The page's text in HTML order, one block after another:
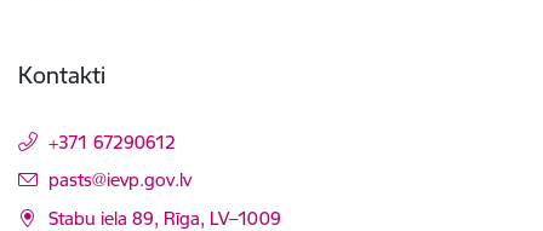
Kontakti
+371 67290612
E-pasts:
pasts@ievp.gov.lv
Stabu iela 89, Rīga, LV–1009